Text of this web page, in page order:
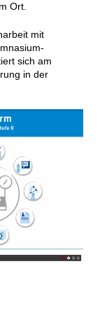
Ort.
mit
sich am
in der